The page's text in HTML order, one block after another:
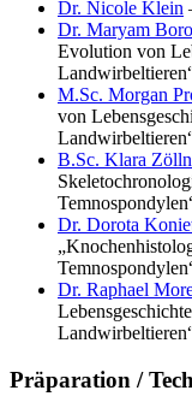
Dr. Nicole Klein
Dr. Maryam
Evolution von
M.Sc. Morgan
von
B.Sc. Klara
Dr. Dorota
Dr. Raphael
Präparation /